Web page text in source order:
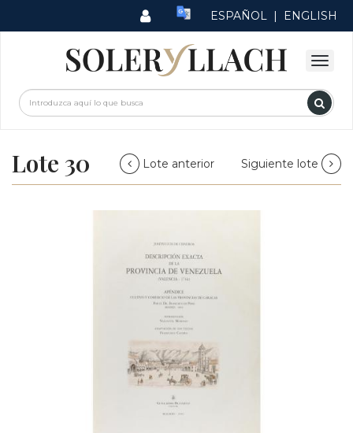
ESPAÑOL | ENGLISH
Lote 30 Lote anterior Siguiente lote